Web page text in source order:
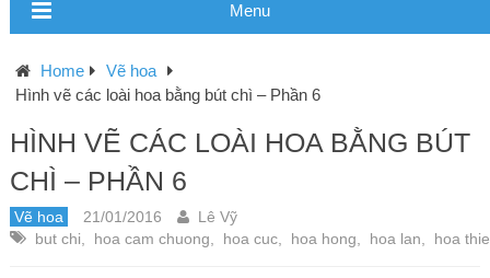
Menu
Home
Vẽ hoa
Hình vẽ các loài hoa bằng bút chì – Phần 6
HÌNH VẼ CÁC LOÀI HOA BẰNG BÚT
CHÌ – PHẦN 6
Vẽ hoa 21/01/2016
Lê Vỹ
but chi
hoa cam chuong hoa cuc, hoa hong hoa lan hoa